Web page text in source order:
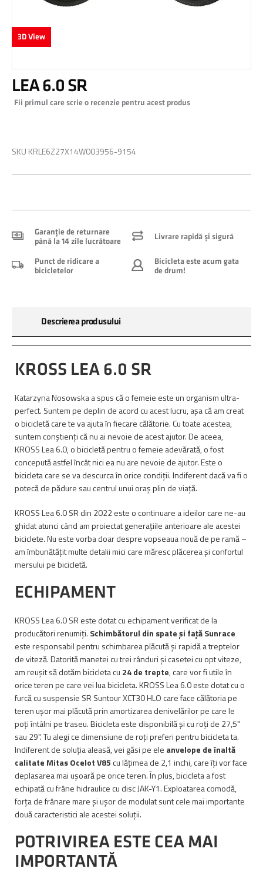
3D View
the
beginning
gallery
LEA 6.0 SR
Fii primul care scrie o recenzie pentru acest produs
SKU KRLE6Z27X14W003956-9154
Garanție de returnare
până la 14 zile lucrătoare
Livrare rapidă și sigură
Punct de ridicare a
bicicletelor
Bicicleta este acum gata
de drum!
Descrierea produsului
KROSS LEA 6.0 SR
Katarzyna Nosowska a spus că o femeie este un organism ultra-
perfect. Suntem pe deplin de acord cu acest lucru, așa că am creat
o bicicletă care te va ajuta în fiecare călătorie. Cu toate acestea,
suntem conștienți că nu ai nevoie de acest ajutor. De aceea,
KROSS Lea 6.0, o bicicletă pentru o femeie adevărată, o fost
concepută astfel încât nici ea nu are nevoie de ajutor. Este o
bicicleta care se va descurca în orice condiții. Indiferent dacă va fi o
potecă de pădure sau centrul unui oraș plin de viață.
KROSS Lea 6.0 SR din 2022 este o continuare a ideilor care ne-au
ghidat atunci când am proiectat generațiile anterioare ale acestei
biciclete. Nu este vorba doar despre vopseaua nouă de pe ramă –
am îmbunătățit multe detalii mici care măresc plăcerea și confortul
mersului pe bicicletă.
ECHIPAMENT
KROSS Lea 6.0 SR este dotat cu echipament verificat de la
producători renumiți. Schimbătorul din spate și față Sunrace
este responsabil pentru schimbarea plăcută și rapidă a treptelor
de viteză. Datorită manetei cu trei rânduri și casetei cu opt viteze,
am reușit să dotăm bicicleta cu 24 de trepte, care vor fi utile în
orice teren pe care vei lua bicicleta. KROSS Lea 6.0 este dotat cu o
furcă cu suspensie SR Suntour XCT30 HLO care face călătoria pe
teren ușor mai plăcută prin amortizarea denivelărilor pe care le
poți întâlni pe traseu. Bicicleta este disponibilă și cu roți de 27,5"
sau 29". Tu alegi ce dimensiune de roți preferi pentru bicicleta ta.
Indiferent de soluția aleasă, vei găsi pe ele anvelope de înaltă
calitate Mitas Ocelot V85cu lățimea de 2,1 inchi, care îți vor face
deplasarea mai ușoară pe orice teren. În plus, bicicleta a fost
echipată cu frâne hidraulice cu disc JAK-Y1. Exploatarea comodă,
forța de frânare mare și ușor de modulat sunt cele mai importante
două caracteristici ale acestei soluții.
POTRIVIREA ESTE CEA MAI
IMPORTANTĂ